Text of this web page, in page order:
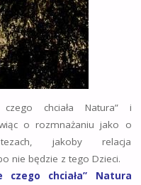
chciała Natura” i
o rozmnażaniu jako o
jakoby relacja
nie będzie z tego Dzieci.
czego chciała” Natura